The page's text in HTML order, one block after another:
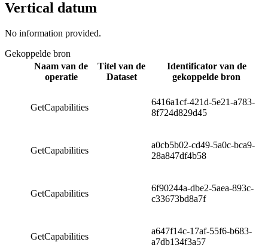
Vertical datum
No information provided.
Gekoppelde bron
Naam van de
operatie
Titel van de
Dataset
Identificator van de
gekoppelde bron
GetCapabilities
6416a1cf-421d-5e21-a783-
8f724d829d45
GetCapabilities
a0cb5b02-cd49-5a0c-bca9-
28a847df4b58
GetCapabilities
6f90244a-dbe2-5aea-893c-
c33673bd8a7f
GetCapabilities
a647f14c-17af-55f6-b683-
a7db134f3a57